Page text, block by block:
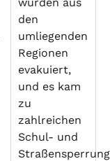
den
umliegenden
Regionen
evakuiert,
und es kam
zu
zahlreichen
Schul- und